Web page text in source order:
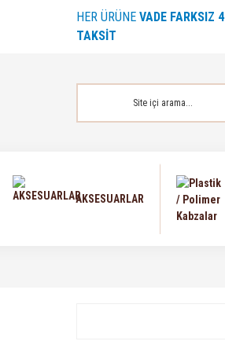
HER ÜRÜNE VADE FARKSIZ 4
TAKSİT
AKSESUARLAR